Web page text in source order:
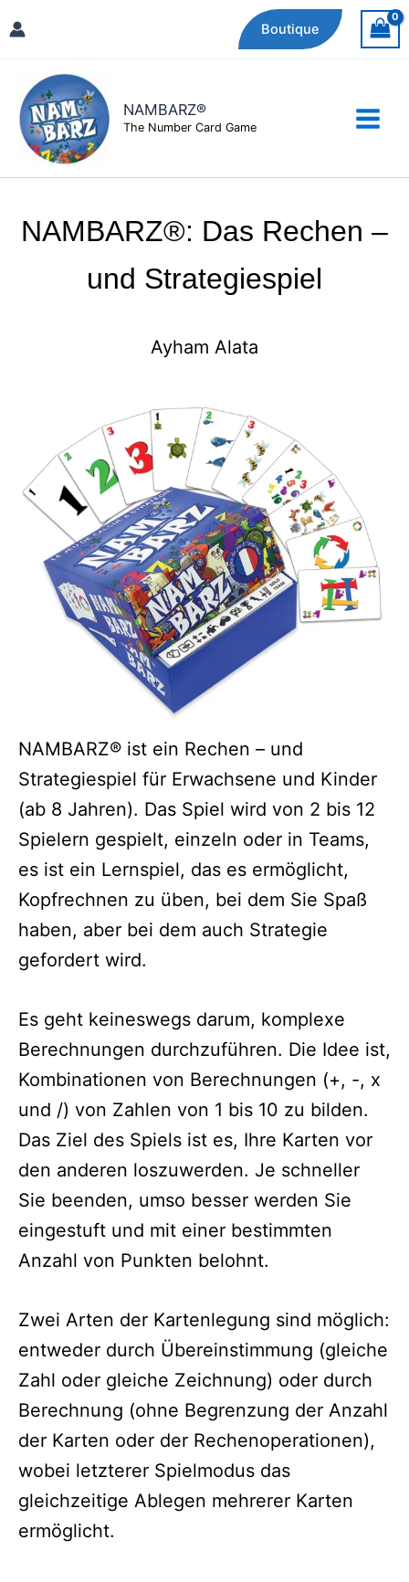
Inhalt
Boutique
NAMBARZ®
The Number Card Game
NAMBARZ®: Das Rechen –
und Strategiespiel
Ayham Alata
NAMBARZ® ist ein Rechen – und
Strategiespiel für Erwachsene und Kinder
(ab 8 Jahren). Das Spiel wird von 2 bis 12
Spielern gespielt, einzeln oder in Teams,
es ist ein Lernspiel, das es ermöglicht,
Kopfrechnen zu üben, bei dem Sie Spaß
haben, aber bei dem auch Strategie
gefordert wird.
Es geht keineswegs darum, komplexe
Berechnungen durchzuführen. Die Idee ist,
Kombinationen von Berechnungen (+, -, x
und /) von Zahlen von 1 bis 10 zu bilden.
Das Ziel des Spiels ist es, Ihre Karten vor
den anderen loszuwerden. Je schneller
Sie beenden, umso besser werden Sie
eingestuft und mit einer bestimmten
Anzahl von Punkten belohnt.
Zwei Arten der Kartenlegung sind möglich:
entweder durch Übereinstimmung (gleiche
Zahl oder gleiche Zeichnung) oder durch
Berechnung (ohne Begrenzung der Anzahl
der Karten oder der Rechenoperationen),
wobei letzterer Spielmodus das
gleichzeitige Ablegen mehrerer Karten
ermöglicht.